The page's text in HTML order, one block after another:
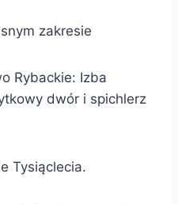
zakresie
Rybackie: Izba
dwór i spichlerz
Tysiąclecia.